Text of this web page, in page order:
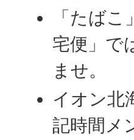
「たば
宅便」で
ませ。
イオン北
記時間メ